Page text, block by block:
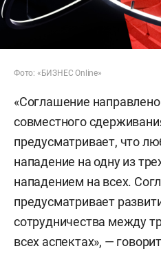
Фото: «БИЗНЕС Online»
«Соглашение
совместного
предусматривает, что
нападение на одну из
нападением на всех.
предусматривает
сотрудничества между
всех аспектах», —